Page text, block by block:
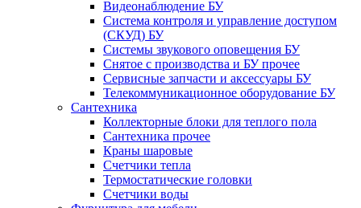
Видеонаблюдение БУ
Система контроля и управление доступом
(СКУД) БУ
Системы звукового оповещения БУ
Снятое с производства и БУ прочее
Сервисные запчасти и аксессуары БУ
Телекоммуникационное оборудование БУ
Сантехника
Коллекторные блоки для теплого пола
Сантехника прочее
Краны шаровые
Счетчики тепла
Термоcтатические головки
Счетчики воды